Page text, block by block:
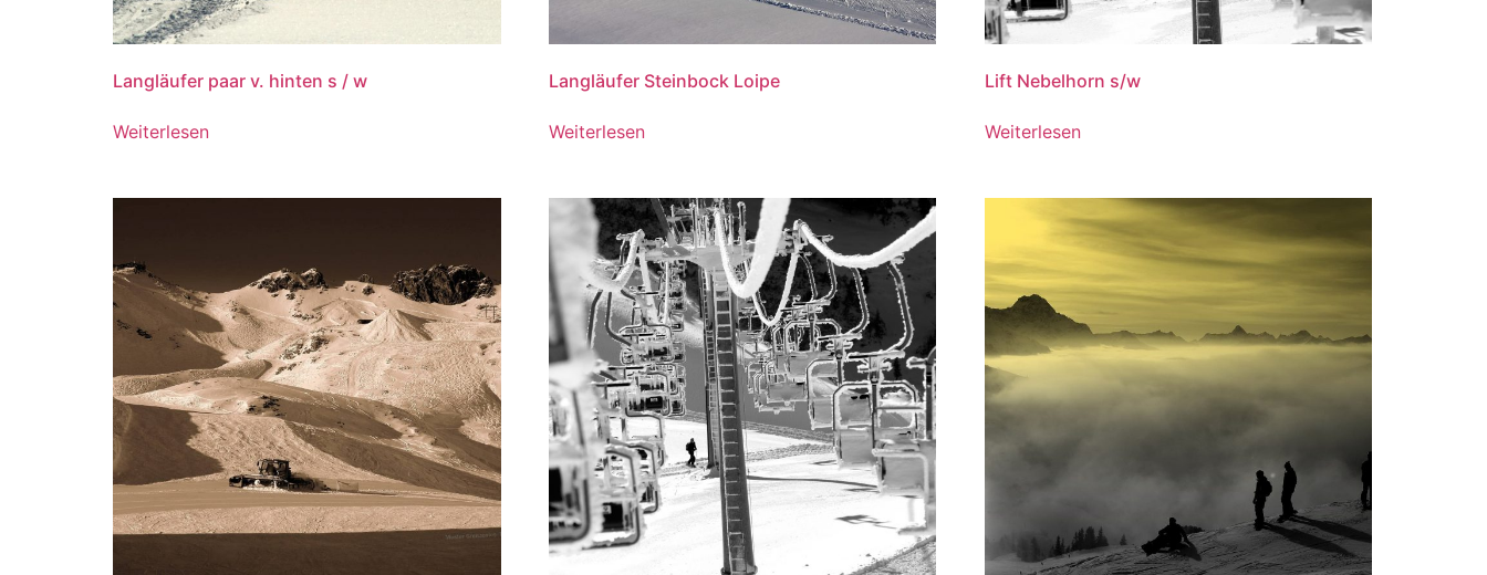
Langläufer paar v. hinten s / w
Weiterlesen
Langläufer Steinbock Loipe
Weiterlesen
Lift Nebelhorn s/w
Weiterlesen